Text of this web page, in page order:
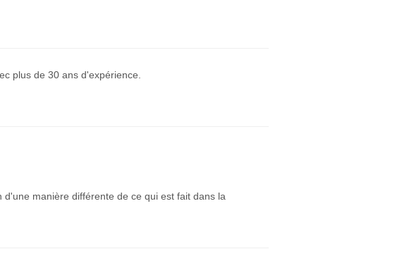
plus de 30 ans d'expérience.
manière différente de ce qui est fait dans la